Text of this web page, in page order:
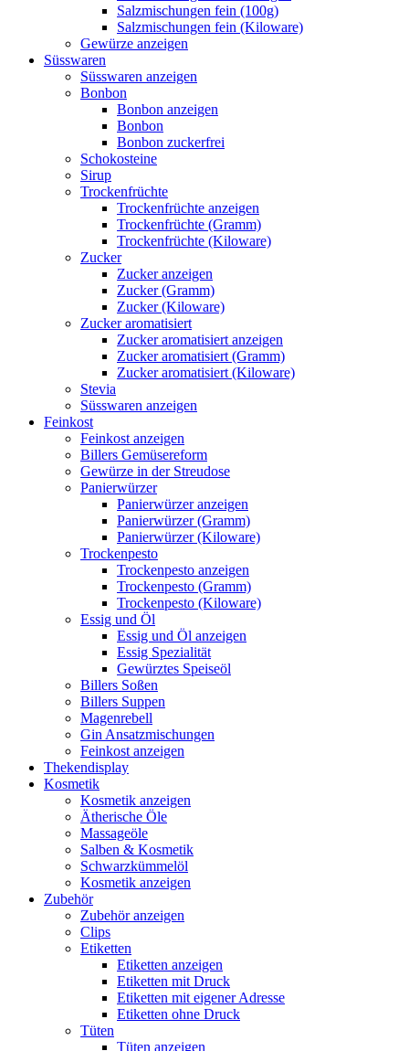
Salzmischungen fein (100g)
Salzmischungen fein (Kiloware)
Gewürze anzeigen
Süsswaren
Süsswaren anzeigen
Bonbon
Bonbon anzeigen
Bonbon
Bonbon zuckerfrei
Schokosteine
Sirup
Trockenfrüchte
Trockenfrüchte anzeigen
Trockenfrüchte (Gramm)
Trockenfrüchte (Kiloware)
Zucker
Zucker anzeigen
Zucker (Gramm)
Zucker (Kiloware)
Zucker aromatisiert
Zucker aromatisiert anzeigen
Zucker aromatisiert (Gramm)
Zucker aromatisiert (Kiloware)
Stevia
Süsswaren anzeigen
Feinkost
Feinkost anzeigen
Billers Gemüsereform
Gewürze in der Streudose
Panierwürzer
Panierwürzer anzeigen
Panierwürzer (Gramm)
Panierwürzer (Kiloware)
Trockenpesto
Trockenpesto anzeigen
Trockenpesto (Gramm)
Trockenpesto (Kiloware)
Essig und Öl
Essig und Öl anzeigen
Essig Spezialität
Gewürztes Speiseöl
Billers Soßen
Billers Suppen
Magenrebell
Gin Ansatzmischungen
Feinkost anzeigen
Thekendisplay
Kosmetik
Kosmetik anzeigen
Ätherische Öle
Massageöle
Salben & Kosmetik
Schwarzkümmelöl
Kosmetik anzeigen
Zubehör
Zubehör anzeigen
Clips
Etiketten
Etiketten anzeigen
Etiketten mit Druck
Etiketten mit eigener Adresse
Etiketten ohne Druck
Tüten
Tüten anzeigen